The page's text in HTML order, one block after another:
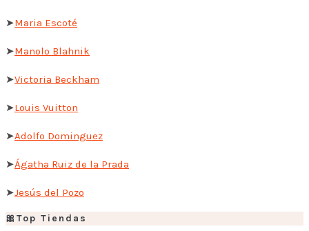
➤Maria Escoté
➤Manolo Blahnik
➤Victoria Beckham
➤Louis Vuitton
➤Adolfo Dominguez
➤Ágatha Ruiz de la Prada
➤Jesús del Pozo
🎀Top Tiendas